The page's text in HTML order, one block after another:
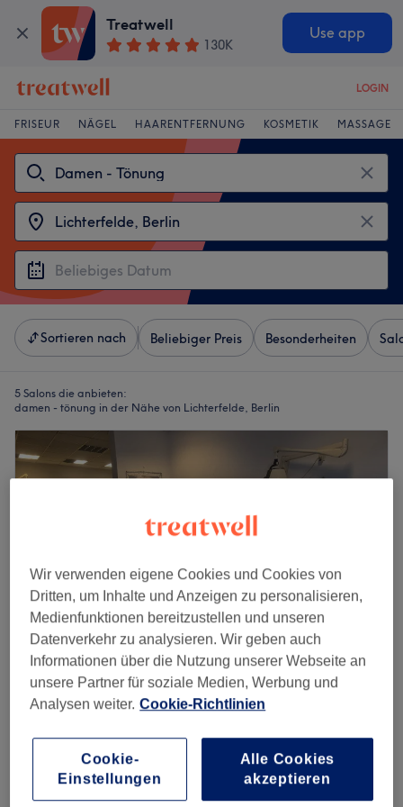
Treatwell
130K
Use app
LOGIN
FRISEUR NÄGEL HAARENTFERNUNG KOSMETIK MASSAGE
Sortieren nach Beliebiger Preis Besonderheiten
5 Salons die anbieten:
damen - tönung in der Nähe von Lichterfelde, Berlin
Coiffeur Melitta
4,8
58 Bewertungen
Damen - Ansatztönung, Schnitt & Föhnen
83,00 kurz
1 Std. 30 Min.
ab
Wir verwenden eigene Cookies und Cookies von
Dritten, um Inhalte und Anzeigen zu personalisieren,
Medienfunktionen bereitzustellen und unseren
Datenverkehr zu analysieren. Wir geben auch
Informationen über die Nutzung unserer Webseite an
unsere Partner für soziale Medien, Werbung und
Analysen weiter. Cookie-Richtlinien
Cookie-
Einstellungen
Alle Cookies
akzeptieren